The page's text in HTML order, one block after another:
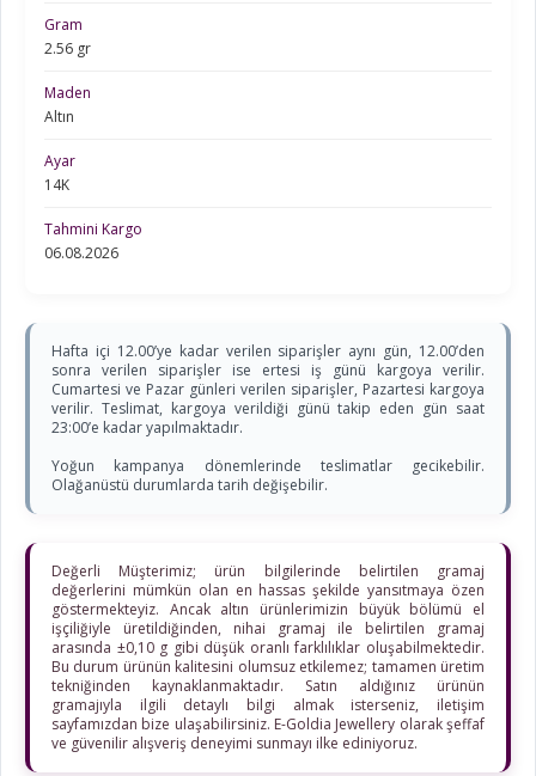
Gram
2.56 gr
Maden
Altın
Ayar
14K
Tahmini Kargo
06.08.2026
Hafta içi 12.00’ye kadar verilen siparişler aynı gün, 12.00’den
sonra verilen siparişler ise ertesi iş günü kargoya verilir.
Cumartesi ve Pazar günleri verilen siparişler, Pazartesi kargoya
verilir. Teslimat, kargoya verildiği günü takip eden gün saat
23:00’e kadar yapılmaktadır.
Yoğun kampanya dönemlerinde teslimatlar gecikebilir.
Olağanüstü durumlarda tarih değişebilir.
Değerli Müşterimiz; ürün bilgilerinde belirtilen gramaj
değerlerini mümkün olan en hassas şekilde yansıtmaya özen
göstermekteyiz. Ancak altın ürünlerimizin büyük bölümü el
işçiliğiyle üretildiğinden, nihai gramaj ile belirtilen gramaj
arasında ±0,10 g gibi düşük oranlı farklılıklar oluşabilmektedir.
Bu durum ürünün kalitesini olumsuz etkilemez; tamamen üretim
tekniğinden kaynaklanmaktadır. Satın aldığınız ürünün
gramajıyla ilgili detaylı bilgi almak isterseniz, iletişim
sayfamızdan bize ulaşabilirsiniz. E-Goldia Jewellery olarak şeffaf
ve güvenilir alışveriş deneyimi sunmayı ilke ediniyoruz.